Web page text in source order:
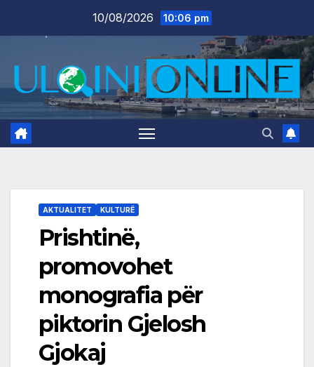
10/08/2026 10:06 pm
AKTUALITET KULTURË
Prishtinë,
promovohet
monografia për
piktorin Gjelosh
Gjokaj